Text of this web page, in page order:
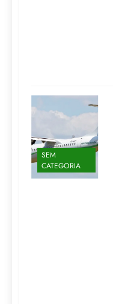
SEM
CATEGORIA